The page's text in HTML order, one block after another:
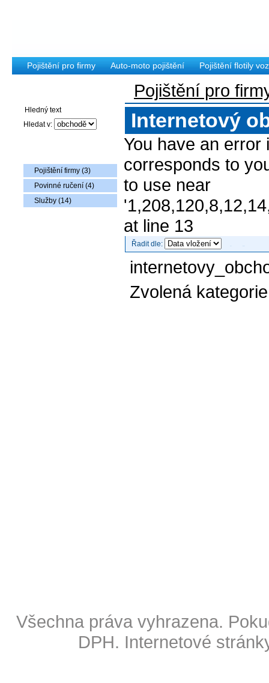
Hledat v:
Pojištění firmy (3)
Povinné ručení (4)
Služby (14)
Pojištění pro
Internetový
You have an
corresponds to
to use near
at line 13
Řadit dle:
Zvolená
Všechna práva vyhrazena.
DPH. Internetové
Pojištění pro firmy Auto-moto pojištění Pojištění flotily